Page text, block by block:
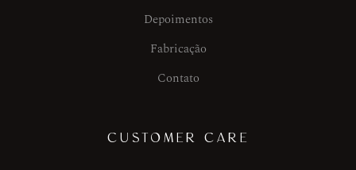
Depoimentos
Fabricação
Contato
CUSTOMER CARE